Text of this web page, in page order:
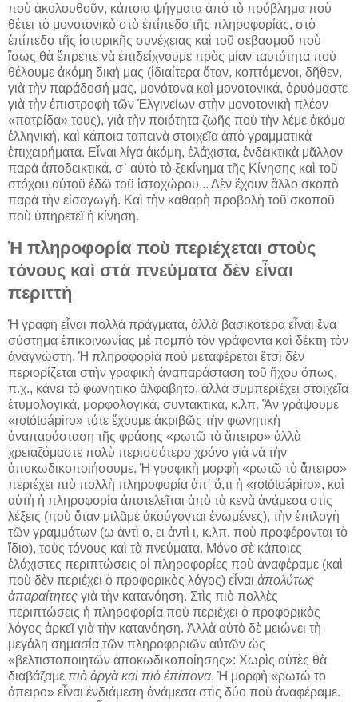
ποὺ ἀκολουθοῦν, κάποια ψήγματα ἀπὸ τὸ πρόβλημα ποὺ
θέτει τὸ μονοτονικὸ στὸ ἐπίπεδο τῆς πληροφορίας, στὸ
ἐπίπεδο τῆς ἱστορικῆς συνέχειας καὶ τοῦ σεβασμοῦ ποὺ
ἴσως θὰ ἔπρεπε νὰ ἐπιδείχνουμε πρὸς μίαν ταυτότητα ποὺ
θέλουμε ἀκόμη δική μας (ἰδιαίτερα ὅταν, κοπτόμενοι, δῆθεν,
γιὰ τὴν παράδοσή μας, μονότονα καὶ μονοτονικά, ὀρυόμαστε
γιὰ τὴν ἐπιστροφὴ τῶν Ἐλγινείων στὴν μονοτονικὴ πλέον
«πατρίδα» τους), γιὰ τὴν ποιότητα ζωῆς ποὺ τὴν λέμε ἀκόμα
ἑλληνική, καὶ κάποια ταπεινὰ στοιχεῖα ἀπὸ γραμματικὰ
ἐπιχειρήματα. Εἶναι λίγα ἀκόμη, ἐλάχιστα, ἐνδεικτικὰ μᾶλλον
παρὰ ἀποδεικτικά, σ᾿ αὐτὸ τὸ ξεκίνημα τῆς Κίνησης καὶ τοῦ
στόχου αὐτοῦ ἐδῶ τοῦ ἱστοχώρου... Δὲν ἔχουν ἄλλο σκοπὸ
παρὰ τὴν εἰσαγωγή. Καὶ τὴν καθαρὴ προβολὴ τοῦ σκοποῦ
ποὺ ὑπηρετεῖ ἡ κίνηση.
Ἡ πληροφορία ποὺ περιέχεται στοὺς
τόνους καὶ στὰ πνεύματα δὲν εἶναι
περιττὴ
Ἡ γραφὴ εἶναι πολλὰ πράγματα, ἀλλὰ βασικότερα εἶναι ἕνα
σύστημα ἐπικοινωνίας μὲ πομπὸ τὸν γράφοντα καὶ δέκτη τὸν
ἀναγνώστη. Ἡ πληροφορία ποὺ μεταφέρεται ἔτσι δὲν
περιορίζεται στὴν γραφικὴ ἀναπαράσταση τοῦ ἤχου ὅπως,
π.χ., κάνει τὸ φωνητικὸ ἀλφάβητο, ἀλλὰ συμπεριέχει στοιχεῖα
ἐτυμολογικά, μορφολογικά, συντακτικά, κ.λπ. Ἂν γράψουμε
«rotótoápiro» τότε ἔχουμε ἀκριβῶς τὴν φωνητικὴ
ἀναπαράσταση τῆς φράσης «ρωτῶ τὸ ἄπειρο» ἀλλὰ
χρειαζόμαστε πολὺ περισσότερο χρόνο γιὰ νὰ τὴν
ἀποκωδικοποιήσουμε. Ἡ γραφικὴ μορφὴ «ρωτῶ τὸ ἄπειρο»
περιέχει πιὸ πολλὴ πληροφορία ἀπ᾿ ὅ,τι ἡ «rotótoápiro», καὶ
αὐτὴ ἡ πληροφορία ἀποτελεῖται ἀπὸ τὰ κενὰ ἀνάμεσα στὶς
λέξεις (ποὺ ὅταν μιλᾶμε ἀκούγονται ἑνωμένες), τὴν ἐπιλογὴ
τῶν γραμμάτων (ω ἀντὶ ο, ει ἀντὶ ι, κ.λπ. ποὺ προφέρονται τὸ
ἴδιο), τοὺς τόνους καὶ τὰ πνεύματα. Μόνο σὲ κάποιες
ἐλάχιστες περιπτώσεις οἱ πληροφορίες ποὺ ἀναφέραμε (καὶ
ποὺ δὲν περιέχει ὁ προφορικὸς λόγος) εἶναι ἀπολύτως
ἀπαραίτητες γιὰ τὴν κατανόηση. Στὶς πιὸ πολλὲς
περιπτώσεις ἡ πληροφορία ποὺ περιέχει ὁ προφορικὸς
λόγος ἀρκεῖ γιὰ τὴν κατανόηση. Ἀλλὰ αὐτὸ δὲ μειώνει τὴ
μεγάλη σημασία τῶν πληροφοριῶν αὐτῶν ὡς
«βελτιστοποιητῶν ἀποκωδικοποίησης»: Χωρὶς αὐτὲς θὰ
διαβάζαμε πιὸ ἀργὰ καὶ πιὸ ἐπίπονα. Ἡ μορφὴ «ρωτώ το
άπειρο» εἶναι ἐνδιάμεση ἀνάμεσα στὶς δύο ποὺ ἀναφέραμε.